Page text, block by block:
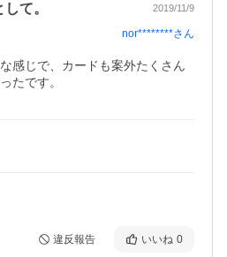
て。 2019/11/9
nor********さん
感じで、カードも案外たくさん
たです。
違反報告 いいね 0